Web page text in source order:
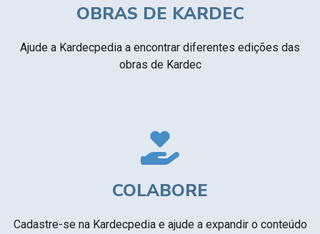
OBRAS DE KARDEC
Ajude a Kardecpedia a encontrar diferentes edições das
obras de Kardec
COLABORE
Cadastre-se na Kardecpedia e ajude a expandir o conteúdo